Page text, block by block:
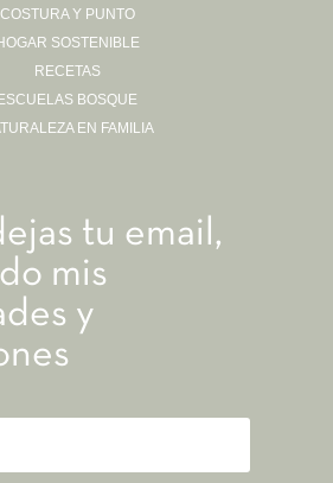
COSTURA Y PUNTO
SOSTENIBLE
RECETAS
BOSQUE
EN FAMILIA
tu email,
mis
y